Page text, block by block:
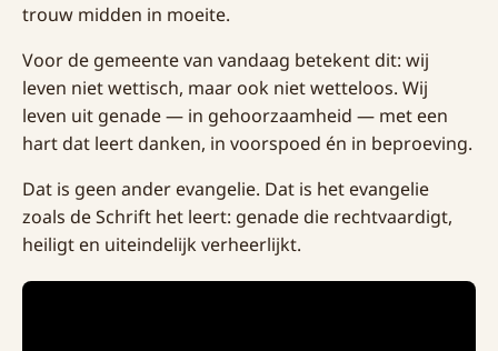
trouw midden in moeite.
Voor de gemeente van vandaag betekent dit: wij
leven niet wettisch, maar ook niet wetteloos. Wij
leven uit genade — in gehoorzaamheid — met een
hart dat leert danken, in voorspoed én in beproeving.
Dat is geen ander evangelie. Dat is het evangelie
zoals de Schrift het leert: genade die rechtvaardigt,
heiligt en uiteindelijk verheerlijkt.